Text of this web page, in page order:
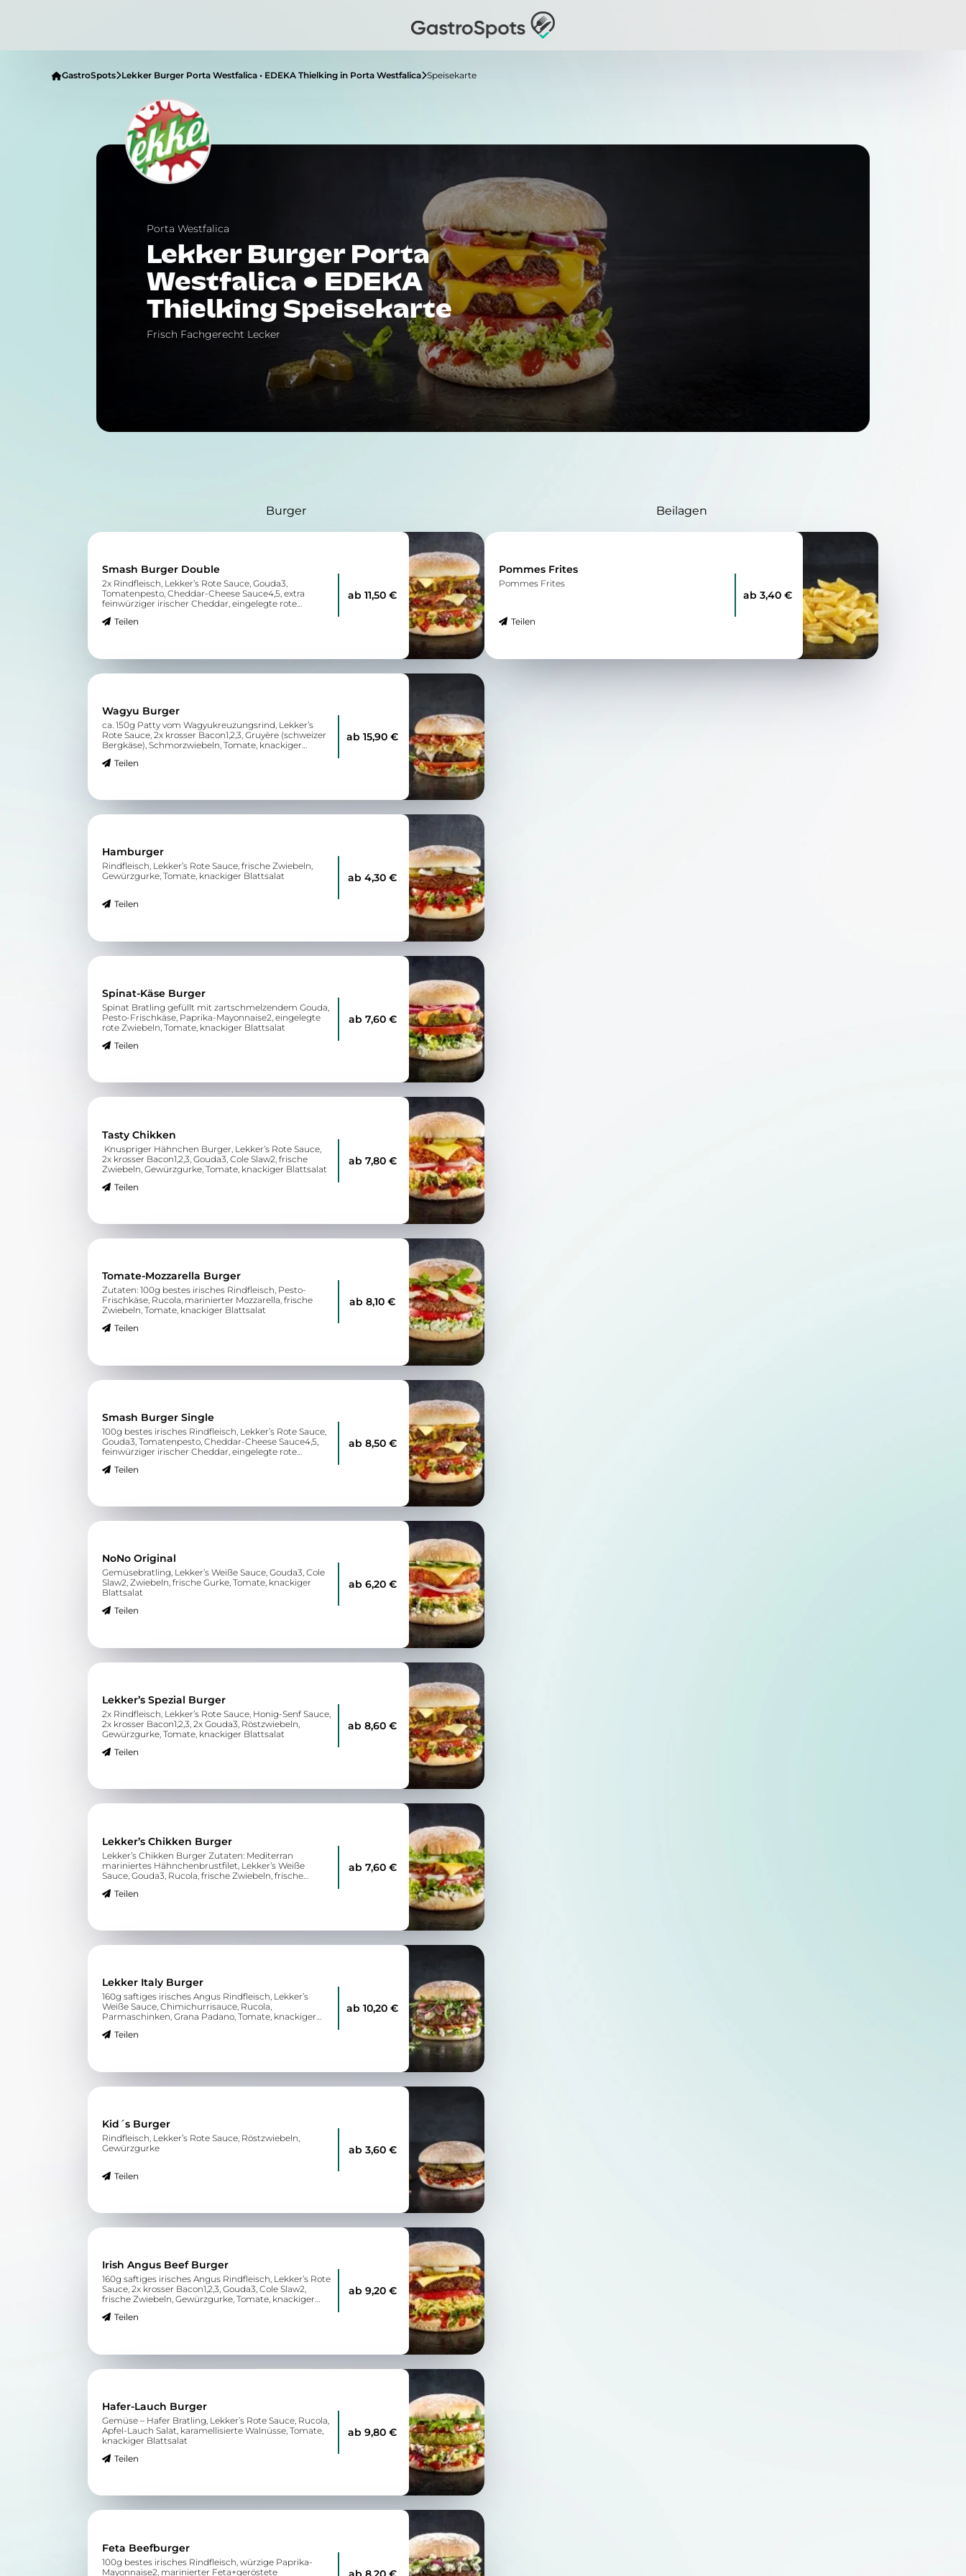
GastroSpots Lekker Burger Porta Westfalica • EDEKA Thielking in Porta Westfalica Speisekarte
Porta Westfalica
Lekker Burger Porta
Westfalica • EDEKA
Thielking Speisekarte
Frisch Fachgerecht Lecker
Burger
Smash Burger Double
2x Rindfleisch, Lekker’s Rote Sauce, Gouda3,
Tomatenpesto, Cheddar-Cheese Sauce4,5, extra
feinwürziger irischer Cheddar, eingelegte rote
Teilen
ab 11,50 €
Wagyu Burger
ca. 150g Patty vom Wagyukreuzungsrind, Lekker’s
Rote Sauce, 2x krosser Bacon1,2,3, Gruyère (schweizer
Bergkäse), Schmorzwiebeln, Tomate, knackiger
Teilen
ab 15,90 €
Hamburger
Rindfleisch, Lekker’s Rote Sauce, frische Zwiebeln,
Gewürzgurke, Tomate, knackiger Blattsalat
Teilen
ab 4,30 €
Spinat-Käse Burger
Spinat Bratling gefüllt mit zartschmelzendem Gouda,
Pesto-Frischkäse, Paprika-Mayonnaise2, eingelegte
rote Zwiebeln, Tomate, knackiger Blattsalat
Teilen
ab 7,60 €
Tasty Chikken
Knuspriger Hähnchen Burger, Lekker’s Rote Sauce,
2x krosser Bacon1,2,3, Gouda3, Cole Slaw2, frische
Zwiebeln, Gewürzgurke, Tomate, knackiger Blattsalat
Teilen
ab 7,80 €
Tomate-Mozzarella Burger
Zutaten: 100g bestes irisches Rindfleisch, Pesto-
Frischkäse, Rucola, marinierter Mozzarella, frische
Zwiebeln, Tomate, knackiger Blattsalat
Teilen
ab 8,10 €
Smash Burger Single
100g bestes irisches Rindfleisch, Lekker’s Rote Sauce,
Gouda3, Tomatenpesto, Cheddar-Cheese Sauce4,5,
feinwürziger irischer Cheddar, eingelegte rote
Teilen
ab 8,50 €
NoNo Original
Gemüsebratling, Lekker’s Weiße Sauce, Gouda3, Cole
Slaw2, Zwiebeln, frische Gurke, Tomate, knackiger
Blattsalat
Teilen
ab 6,20 €
Lekker’s Spezial Burger
2x Rindfleisch, Lekker’s Rote Sauce, Honig-Senf Sauce,
2x krosser Bacon1,2,3, 2x Gouda3, Röstzwiebeln,
Gewürzgurke, Tomate, knackiger Blattsalat
Teilen
ab 8,60 €
Lekker’s Chikken Burger
Lekker’s Chikken Burger Zutaten: Mediterran
mariniertes Hähnchenbrustfilet, Lekker’s Weiße
Sauce, Gouda3, Rucola, frische Zwiebeln, frische
Teilen
ab 7,60 €
Lekker Italy Burger
160g saftiges irisches Angus Rindfleisch, Lekker’s
Weiße Sauce, Chimichurrisauce, Rucola,
Parmaschinken, Grana Padano, Tomate, knackiger
Teilen
ab 10,20 €
Kid´s Burger
Rindfleisch, Lekker’s Rote Sauce, Röstzwiebeln,
Gewürzgurke
Teilen
ab 3,60 €
Irish Angus Beef Burger
160g saftiges irisches Angus Rindfleisch, Lekker’s Rote
Sauce, 2x krosser Bacon1,2,3, Gouda3, Cole Slaw2,
frische Zwiebeln, Gewürzgurke, Tomate, knackiger
Teilen
ab 9,20 €
Hafer-Lauch Burger
Gemüse – Hafer Bratling, Lekker’s Rote Sauce, Rucola,
Apfel-Lauch Salat, karamellisierte Walnüsse, Tomate,
knackiger Blattsalat
Teilen
ab 9,80 €
Feta Beefburger
100g bestes irisches Rindfleisch, würzige Paprika-
Mayonnaise2, marinierter Feta+geröstete
Beilagen
Pommes Frites
Pommes Frites
Teilen
ab 3,40 €